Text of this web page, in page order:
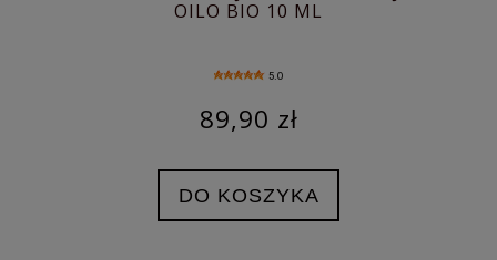
OILO BIO 10 ML
5.0
89,90 zł
DO KOSZYKA